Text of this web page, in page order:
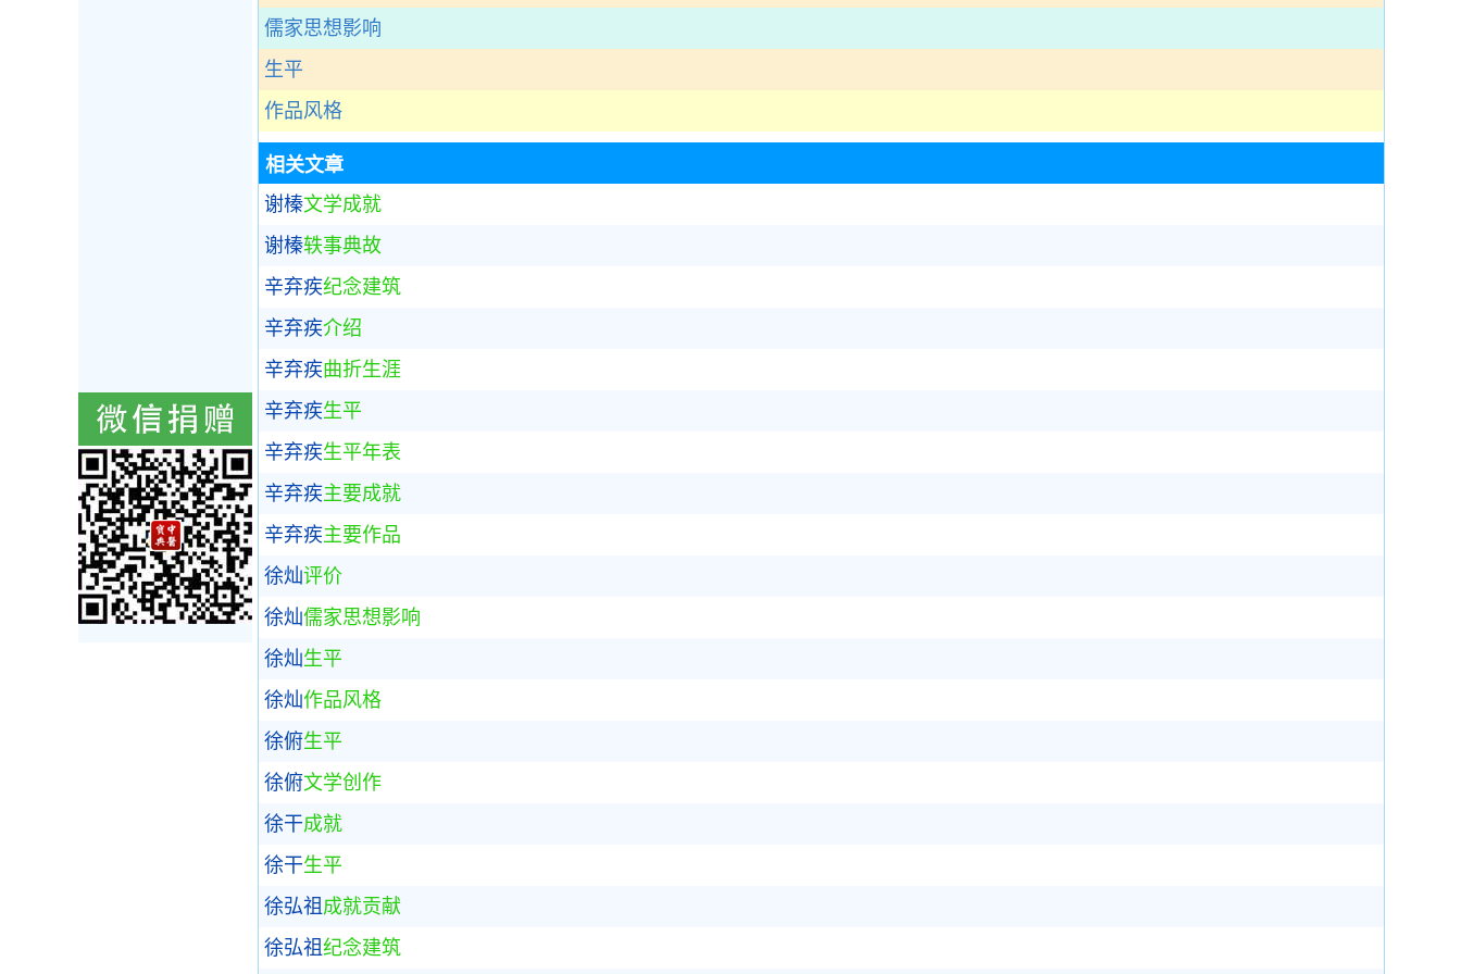
儒家思想影响
生平
作品风格
相关文章
谢榛文学成就
谢榛轶事典故
辛弃疾纪念建筑
辛弃疾介绍
辛弃疾曲折生涯
辛弃疾生平
辛弃疾生平年表
辛弃疾主要成就
辛弃疾主要作品
徐灿评价
徐灿儒家思想影响
徐灿生平
徐灿作品风格
徐俯生平
徐俯文学创作
徐干成就
徐干生平
徐弘祖成就贡献
徐弘祖纪念建筑